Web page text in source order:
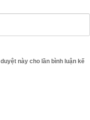
này cho lần bình luận kế